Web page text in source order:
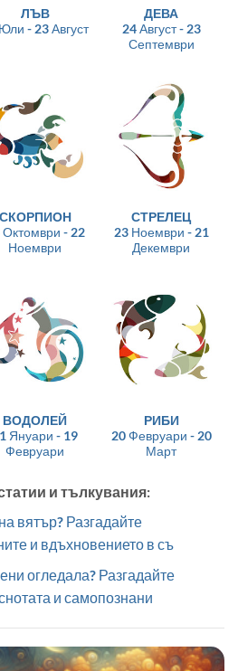
ЛЪВ
- 23 Август
ДЕВА
24 Август - 23
Септември
СКОРПИОН
Октомври - 22
Ноември
СТРЕЛЕЦ
23 Ноември - 21
Декември
ВОДОЛЕЙ
Януари - 19
Февруари
РИБИ
20 Февруари - 20
Март
и тълкувания:
вятър? Разгадайте
и вдъхновението в съ
огледала? Разгадайте
и самопознани